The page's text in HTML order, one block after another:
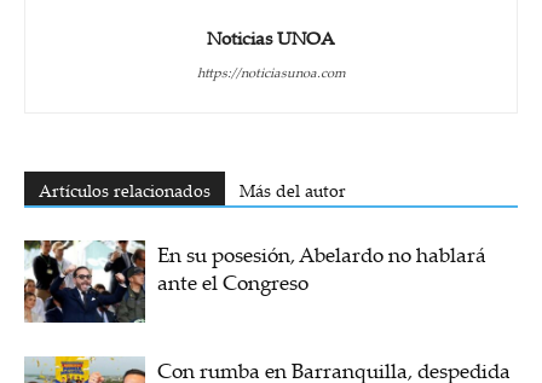
Noticias UNOA
https://noticiasunoa.com
Artículos relacionados Más del autor
En su posesión, Abelardo no hablará
ante el Congreso
Con rumba en Barranquilla, despedida